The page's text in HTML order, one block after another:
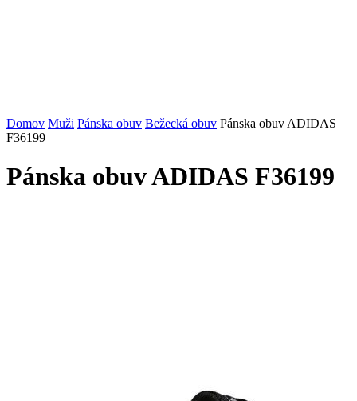
Domov Muži Pánska obuv Bežecká obuv Pánska obuv ADIDAS
F36199
Pánska obuv ADIDAS F36199